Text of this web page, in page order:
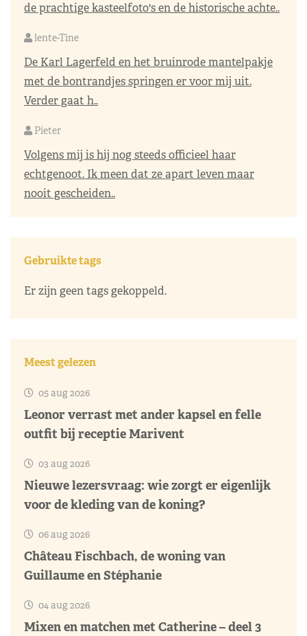
de prachtige kasteelfoto's en de historische achte..
lente-Tine
De Karl Lagerfeld en het bruinrode mantelpakje
met de bontrandjes springen er voor mij uit.
Verder gaat h..
Pieter
Volgens mij is hij nog steeds officieel haar
echtgenoot. Ik meen dat ze apart leven maar
nooit gescheiden..
Gebruikte tags
Er zijn geen tags gekoppeld.
Meest gelezen
05 aug 2026
Leonor verrast met ander kapsel en felle
outfit bij receptie Marivent
03 aug 2026
Nieuwe lezersvraag: wie zorgt er eigenlijk
voor de kleding van de koning?
06 aug 2026
Château Fischbach, de woning van
Guillaume en Stéphanie
04 aug 2026
Mixen en matchen met Catherine – deel 3